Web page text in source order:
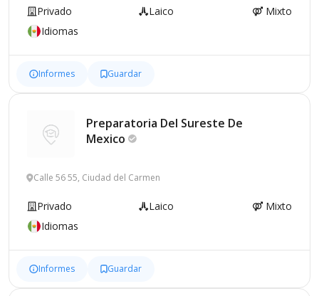
Privado Laico
Mixto
Idiomas
Informes Guardar
Preparatoria Del Sureste De
Mexico
Calle 56 55, Ciudad del Carmen
Privado Laico
Mixto
Idiomas
Informes Guardar